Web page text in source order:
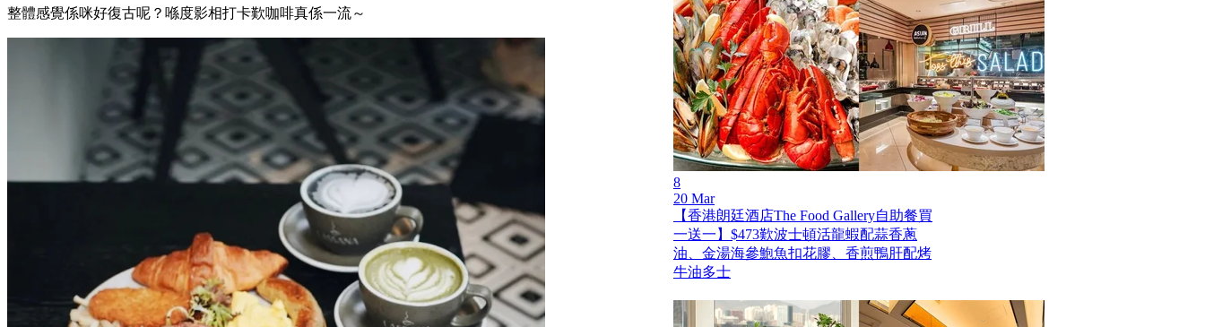
整體感覺係咪好復古呢？喺度影相打卡歎咖啡真係一流～
8
20 Mar
【香港朗廷酒店The Food Gallery自助餐買
一送一】$473歎波士頓活龍蝦配蒜香蔥
油、金湯海參鮑魚扣花膠、香煎鴨肝配烤
牛油多士